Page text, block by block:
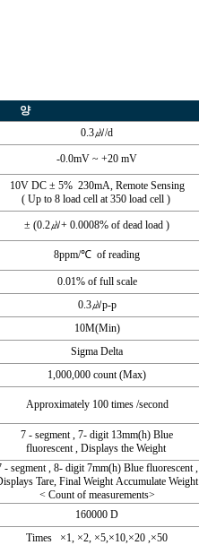
양
0.3㎶/d
-0.0mV ~ +20 mV
10V DC ± 5% 230mA, Remote Sensing
( Up to 8 load cell at 350 load cell )
± (0.2㎶+ 0.0008% of dead load )
8ppm/℃ of reading
0.01% of full scale
0.3㎶p-p
10M(Min)
Sigma Delta
1,000,000 count (Max)
Approximately 100 times /second
7 - segment , 7- digit 13mm(h) Blue
fluorescent , Displays the Weight
- segment , 8- digit 7mm(h) Blue fluorescent ,
Tare, Final Weight Accumulate Weight
< Count of measurements>
160000 D
Times ×1, ×2, ×5,×10,×20 ,×50